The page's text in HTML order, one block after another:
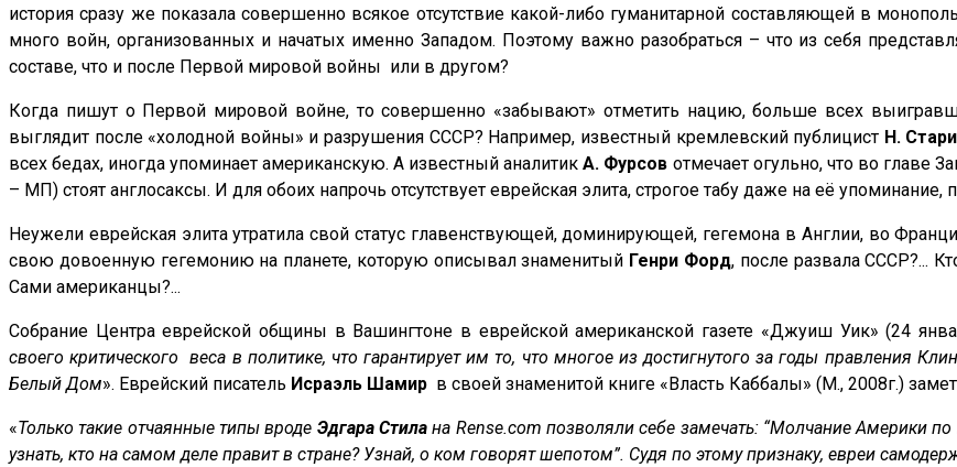
история сразу же показала совершенно всякое отсутствие какой-либо гуманитарной составляющей в
много войн, организованных и начатых именно Западом. Поэтому важно разобраться – что из себя
составе, что и после Первой мировой войны или в другом?
Когда пишут о Первой мировой войне, то совершенно «забывают» отметить нацию, больше всех
выглядит после «холодной войны» и разрушения СССР? Например, известный кремлевский публицист Н.
всех бедах, иногда упоминает американскую. А известный аналитикА. Фурсов отмечает огульно, что во главе
– МП) стоят англосаксы. И для обоих напрочь отсутствует еврейская элита, строгое табу даже на её
Неужели еврейская элита утратила свой статус главенствующей, доминирующей, гегемона в Англии, во
свою довоенную гегемонию на планете, которую описывал знаменитый Генри Форд, после развала СССР?...
Сами американцы?...
Собрание Центра еврейской общины в Вашингтоне в еврейской американской газете «Джуиш Уик» (24
своего критического веса в политике, что гарантирует им то, что многое из достигнутого за годы правления
Белый Дом». Еврейский писатель Исраэль Шамир в своей знаменитой книге «Власть Каббалы» (М., 2008г.)
«Только такие отчаянные типы вроде Эдгара Стилана Rense.com позволяли себе замечать: “Молчание Америки
узнать, кто на самом деле правит в стране? Узнай, о ком говорят шепотом”. Судя по этому признаку, евреи